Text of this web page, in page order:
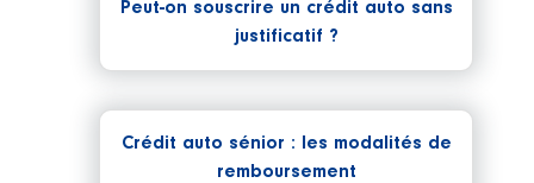
Peut-on souscrire un crédit auto sans
justificatif ?
Crédit auto sénior : les modalités de
remboursement